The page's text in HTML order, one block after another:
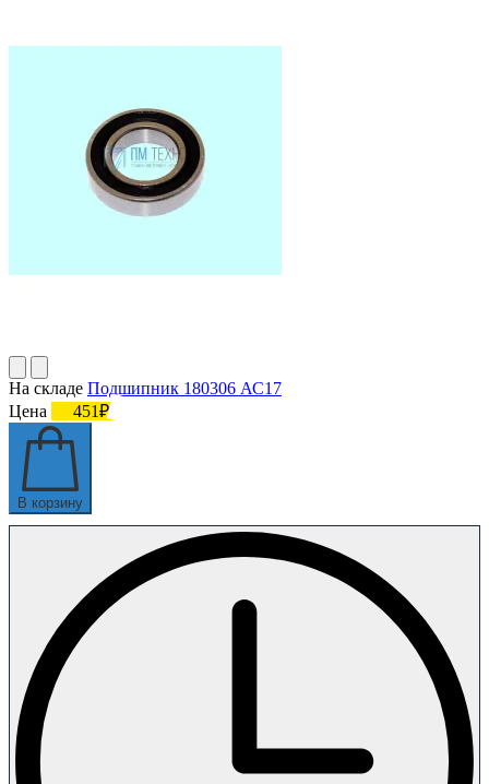
На складе Подшипник 180306 АС17
Цена
451₽
В корзину